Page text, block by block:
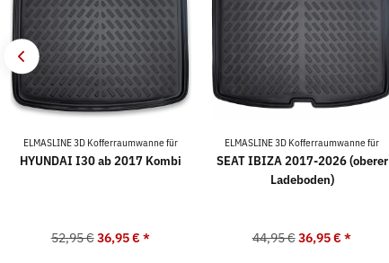
ELMASLINE 3D Kofferraumwanne für
HYUNDAI I30 ab 2017 Kombi
52,95 € 36,95 €*
ELMASLINE 3D Kofferraumwanne für
SEAT IBIZA 2017-2026 (oberer
Ladeboden)
44,95 € 36,95 €*